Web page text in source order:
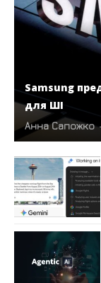
Samsung
для ШІ
Анна Сапожко